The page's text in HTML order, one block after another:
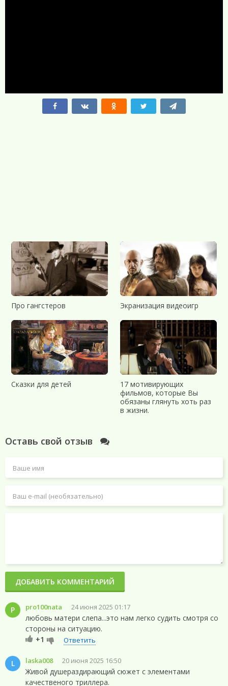
Про гангстеров Экранизация видеоигр
Сказки для детей
17 мотивирующих
фильмов, которые Вы
обязаны глянуть хоть раз
в жизни.
Оставь свой отзыв
P pro100nata 24 июня 2025 01:17
любовь матери слепа...это нам легко судить смотря со
стороны на ситуацию.
+1
Ответить
L laska008 20 июня 2025 16:50
Живой душераздирающий сюжет с элементами
качественого триллера.
ДОБАВИТЬ КОММЕНТАРИЙ